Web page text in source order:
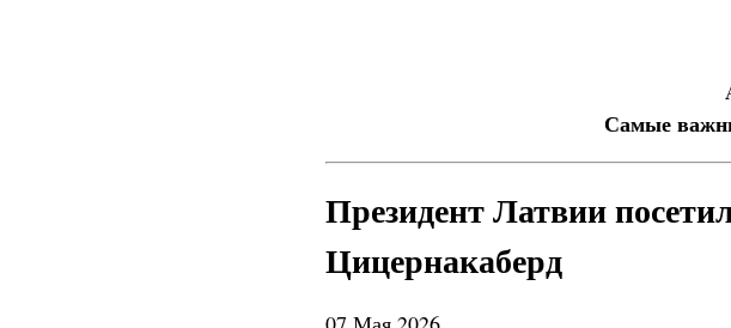
Самые
Президент Латвии
Цицернакаберд